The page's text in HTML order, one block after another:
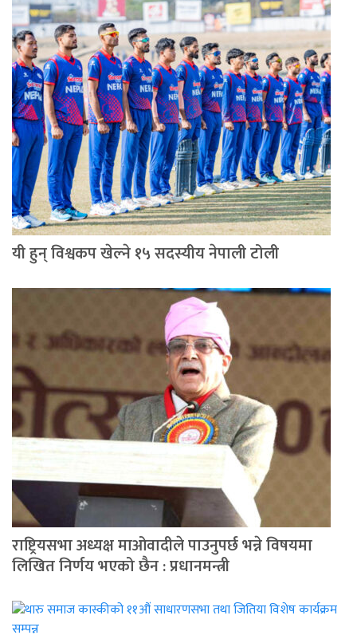
यी हुन् विश्वकप खेल्ने १५ सदस्यीय नेपाली टोली
राष्ट्रियसभा अध्यक्ष माओवादीले पाउनुपर्छ भन्ने विषयमा
लिखित निर्णय भएको छैन : प्रधानमन्त्री